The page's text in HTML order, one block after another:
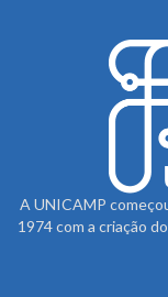
A UNICAMP
1974 com a criação